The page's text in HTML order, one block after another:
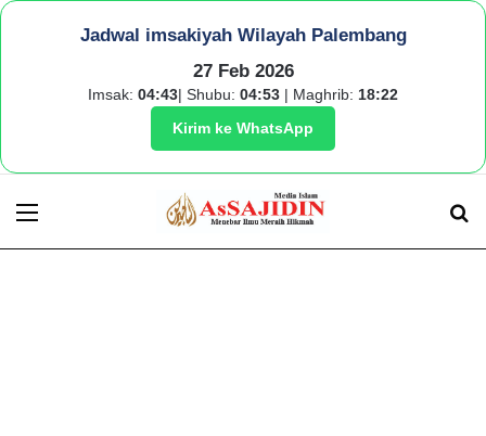
Jadwal imsakiyah Wilayah Palembang
27 Feb 2026
Imsak: 04:43| Shubu: 04:53 | Maghrib: 18:22
Kirim ke WhatsApp
Menu